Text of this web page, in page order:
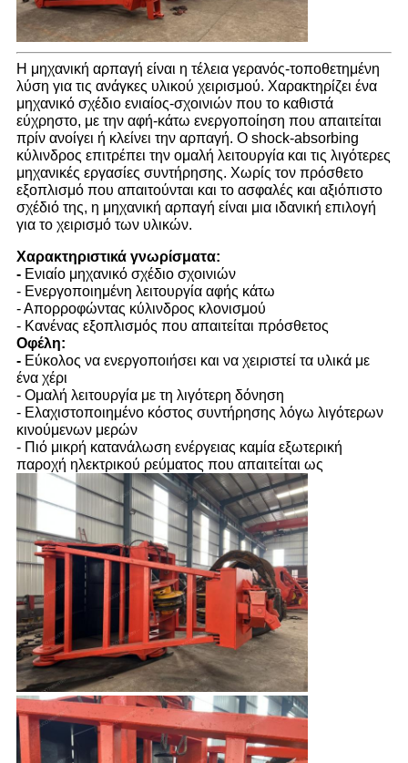
Η μηχανική αρπαγή είναι η τέλεια γερανός-τοποθετημένη
λύση για τις ανάγκες υλικού χειρισμού. Χαρακτηρίζει ένα
μηχανικό σχέδιο ενιαίος-σχοινιών που το καθιστά
εύχρηστο, με την αφή-κάτω ενεργοποίηση που απαιτείται
πρίν ανοίγει ή κλείνει την αρπαγή. Ο shock-absorbing
κύλινδρος επιτρέπει την ομαλή λειτουργία και τις λιγότερες
μηχανικές εργασίες συντήρησης. Χωρίς τον πρόσθετο
εξοπλισμό που απαιτούνται και το ασφαλές και αξιόπιστο
σχέδιό της, η μηχανική αρπαγή είναι μια ιδανική επιλογή
για το χειρισμό των υλικών.
Χαρακτηριστικά γνωρίσματα:
- Ενιαίο μηχανικό σχέδιο σχοινιών
- Ενεργοποιημένη λειτουργία αφής κάτω
- Απορροφώντας κύλινδρος κλονισμού
- Κανένας εξοπλισμός που απαιτείται πρόσθετος
Οφέλη:
- Εύκολος να ενεργοποιήσει και να χειριστεί τα υλικά με
ένα χέρι
- Ομαλή λειτουργία με τη λιγότερη δόνηση
- Ελαχιστοποιημένο κόστος συντήρησης λόγω λιγότερων
κινούμενων μερών
- Πιό μικρή κατανάλωση ενέργειας καμία εξωτερική
παροχή ηλεκτρικού ρεύματος που απαιτείται ως